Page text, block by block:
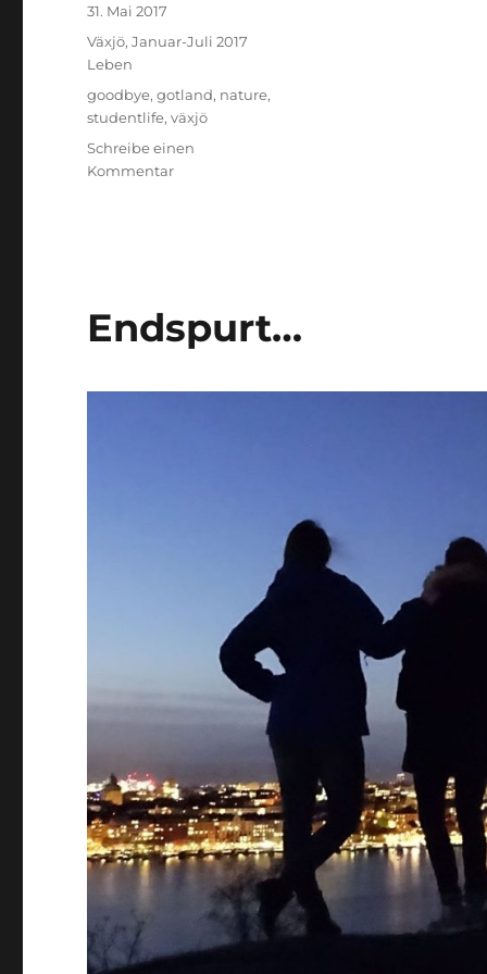
Veröffentlicht
am
31. Mai 2017
Stay
Växjö, Januar-Juli 2017
Kategorien
Leben
Schlagwörter
goodbye,gotland, nature,
studentlife,växjö
Schreibe einen
Kommentarzu
Endspurt…